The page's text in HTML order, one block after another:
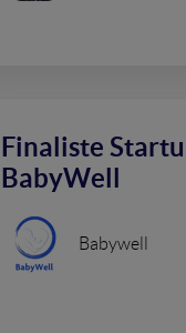
Finaliste
BabyWell
Babywell